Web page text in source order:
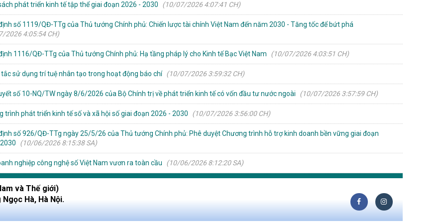
phát triển kinh tế tập thể giai đoạn 2026 - 2030 (10/07/2026 4:07:41 CH)
số 1119/QĐ-TTg của Thủ tướng Chính phủ: Chiến lược tài chính Việt Nam đến năm 2030 - Tăng tốc để bứt phá
2026 4:05:54 CH)
1116/QĐ-TTg của Thủ tướng Chính phủ: Hạ tầng pháp lý cho Kinh tế Bạc Việt Nam (10/07/2026 4:03:51 CH)
sử dụng trí tuệ nhân tạo trong hoạt động báo chí (10/07/2026 3:59:32 CH)
số 10-NQ/TW ngày 8/6/2026 của Bộ Chính trị về phát triển kinh tế có vốn đầu tư nước ngoài (10/07/2026 3:57:59 CH)
trình phát triển kinh tế số và xã hội số giai đoạn 2026 - 2030 (10/07/2026 3:56:00 CH)
số 926/QĐ-TTg ngày 25/5/26 của Thủ tướng Chính phủ: Phê duyệt Chương trình hỗ trợ kinh doanh bền vững giai đoạn
(10/06/2026 8:15:38 SA)
nghiệp công nghệ số Việt Nam vươn ra toàn cầu (10/06/2026 8:12:20 SA)
và Thế giới)
Hà, Hà Nội.